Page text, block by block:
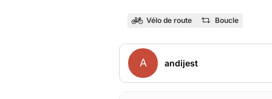
Vélo de route Boucle
A andijest